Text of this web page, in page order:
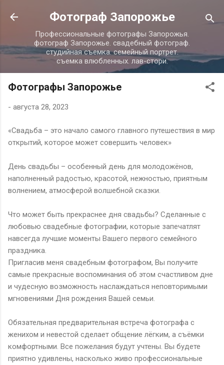
К основному контенту
Фотограф Запорожье
Профессиональные фотографы Запорожья.
фотограф Запорожье. свадебный фотограф.
студийная съемка. семейный портрет.
съемка влюбленных. лав-стори.
Фотографы Запорожье
- августа 28, 2023
«Свадьба – это начало самого главного путешествия в мир
открытий, которое может совершить человек»
День свадьбы – особенный день для молодожёнов,
наполненный радостью, красотой, нежностью, приятным
волнением, атмосферой волшебной сказки.
Что может быть прекраснее дня свадьбы? Сделанные с
любовью свадебные фотографии, которые запечатлят
навсегда лучшие моменты Вашего первого семейного
праздника.
Пригласив меня свадебным фотографом, Вы получите
самые прекрасные воспоминания об этом счастливом дне
и чудесную возможность наслаждаться неповторимыми
мгновениями Дня рождения Вашей семьи.
Обязательная предварительная встреча фотографа с
женихом и невестой сделает общение лёгким, а съёмки
комфортными. Все пожелания будут учтены. Вы будете
приятно удивлены, насколько живо профессиональные